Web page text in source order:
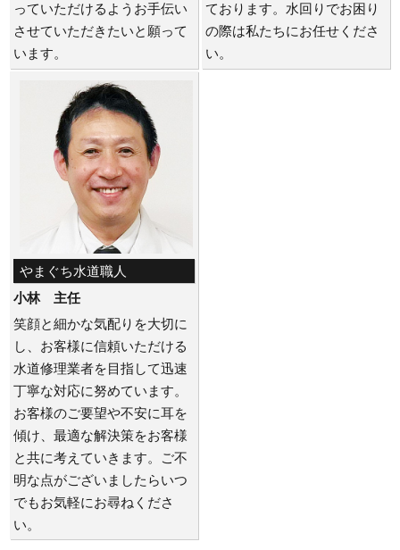
っていただけるようお手伝い
させていただきたいと願って
います。
ております。水回りでお困り
の際は私たちにお任せくださ
い。
やまぐち水道職人
小林 主任
笑顔と細かな気配りを大切に
し、お客様に信頼いただける
水道修理業者を目指して迅速
丁寧な対応に努めています。
お客様のご要望や不安に耳を
傾け、最適な解決策をお客様
と共に考えていきます。ご不
明な点がございましたらいつ
でもお気軽にお尋ねくださ
い。